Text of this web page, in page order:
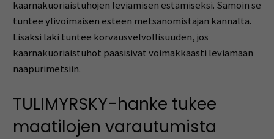
kaarnakuoriaistuhojen leviämisen estämiseksi. Samoin se
tuntee ylivoimaisen esteen metsänomistajan kannalta.
Lisäksi laki tuntee korvausvelvollisuuden, jos
kaarnakuoriaistuhot pääsisivät voimakkaasti leviämään
naapurimetsiin.
TULIMYRSKY-hanke tukee
maatilojen varautumista